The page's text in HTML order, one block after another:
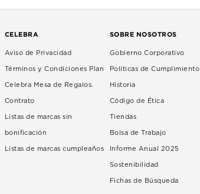
CELEBRA
Aviso de Privacidad
Términos y Condiciones Plan
Celebra Mesa de Regalos.
Contrato
Listas de marcas sin
bonificación
Listas de marcas cumpleaños
SOBRE NOSOTROS
Gobierno Corporativo
Políticas de Cumplimiento
Historia
Código de Ética
Tiendas
Bolsa de Trabajo
Informe Anual 2025
Sostenibilidad
Fichas de Búsqueda